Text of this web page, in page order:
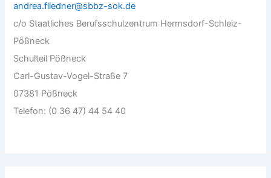
andrea.fliedner@sbbz-sok.de
c/o Staatliches Berufsschulzentrum Hermsdorf-Schleiz-
Pößneck
Schulteil Pößneck
Carl-Gustav-Vogel-Straße 7
07381 Pößneck
Telefon: (0 36 47) 44 54 40